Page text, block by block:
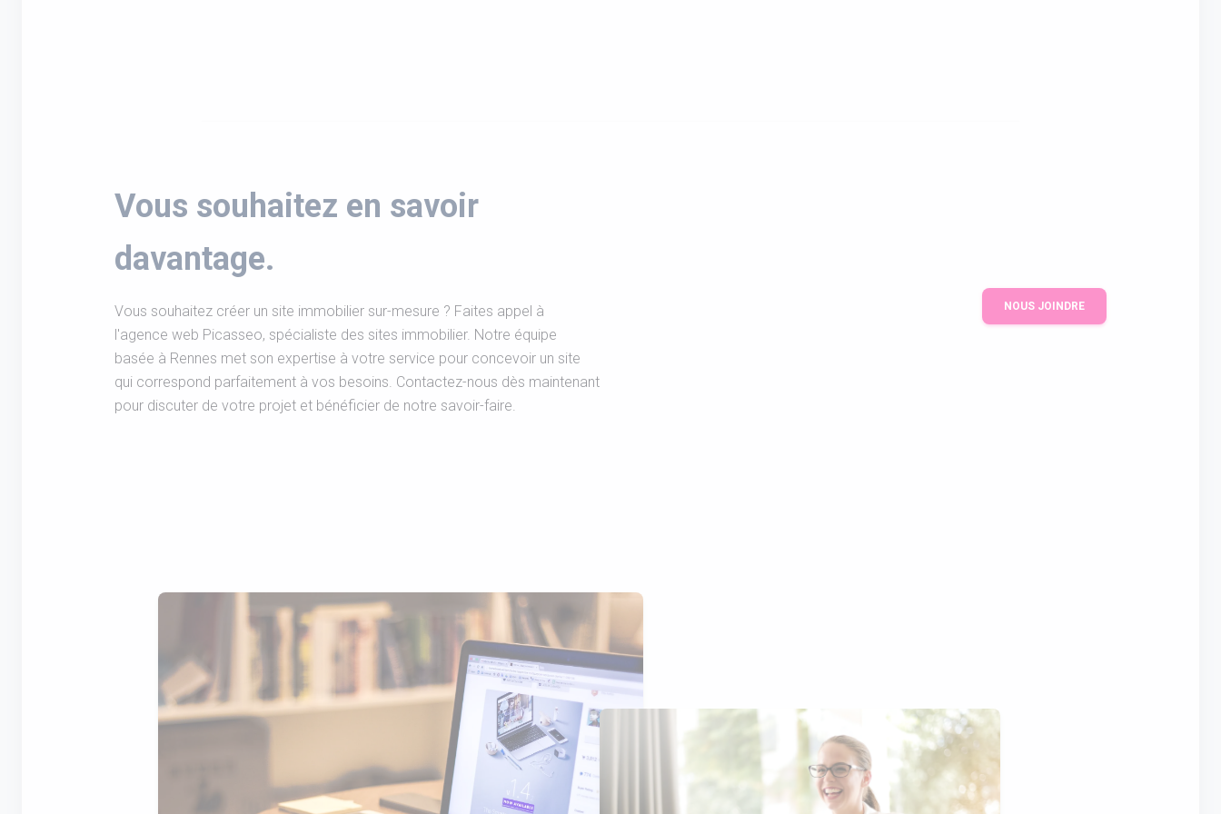
Vous souhaitez en savoir
davantage.
Vous souhaitez créer un site immobilier sur-mesure ? Faites appel à
l'agence web Picasseo, spécialiste des sites immobilier. Notre équipe
basée à Rennes met son expertise à votre service pour concevoir un site
qui correspond parfaitement à vos besoins. Contactez-nous dès maintenant
pour discuter de votre projet et bénéficier de notre savoir-faire.
NOUS JOINDRE